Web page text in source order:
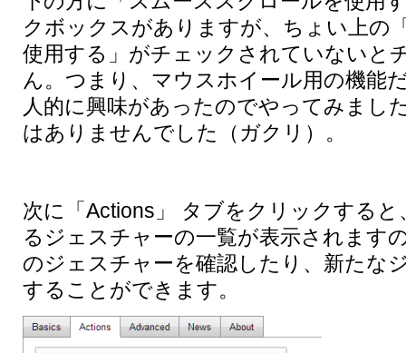
クボックスがありますが、ちょい上の
使用する」がチェックされていないと
ん。つまり、マウスホイール用の機能
人的に興味があったのでやってみまし
はありませんでした（ガクリ）。
次に「Actions」 タブをクリックする
るジェスチャーの一覧が表示されます
のジェスチャーを確認したり、新たな
することができます。